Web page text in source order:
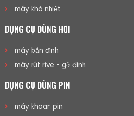
máy khò nhiệt
DỤNG CỤ DÙNG HƠI
máy bắn đinh
máy rút rive - gở đinh
DỤNG CỤ DÙNG PIN
máy khoan pin